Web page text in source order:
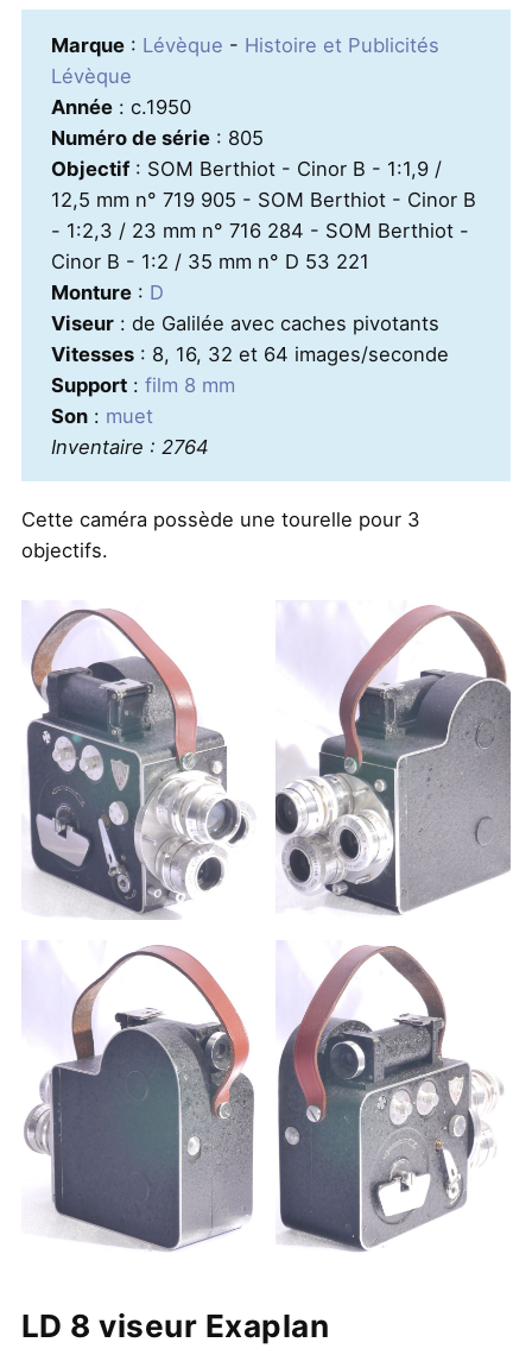
Marque: Lévèque - Histoire et Publicités
Lévèque
Année: c.1950
Numéro de série: 805
Objectif: SOM Berthiot - Cinor B - 1:1,9 /
12,5 mm n° 719 905 - SOM Berthiot - Cinor B
- 1:2,3 / 23 mm n° 716 284 - SOM Berthiot -
Cinor B - 1:2 / 35 mm n° D 53 221
Monture: D
Viseur: de Galilée avec caches pivotants
Vitesses: 8, 16, 32 et 64 images/seconde
Support: film 8 mm
Son: muet
Inventaire : 2764
Cette caméra possède une tourelle pour 3
objectifs.
LD 8 viseur Exaplan